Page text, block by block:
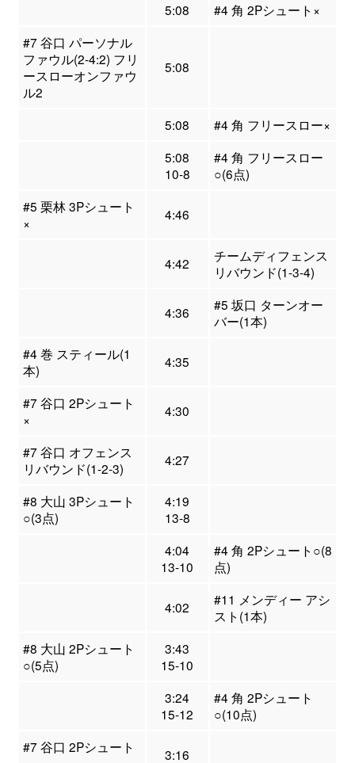
5:08
#4 角 2Pシュート×
#7 谷口 パーソナル
ファウル(2-4:2) フリ
ースローオンファウ
ル2
5:08
5:08
#4 角 フリースロー×
5:08
10-8
#4 角 フリースロー
○(6点)
#5 栗林 3Pシュート
×
4:46
4:42
チームディフェンス
リバウンド(1-3-4)
4:36
#5 坂口 ターンオー
バー(1本)
#4 巻 スティール(1
本)
4:35
#7 谷口 2Pシュート
×
4:30
#7 谷口 オフェンス
リバウンド(1-2-3)
4:27
#8 大山 3Pシュート
○(3点)
4:19
13-8
4:04
13-10
#4 角 2Pシュート○(8
点)
4:02
#11 メンディー アシ
スト(1本)
#8 大山 2Pシュート
○(5点)
3:43
15-10
3:24
15-12
#4 角 2Pシュート
○(10点)
#7 谷口 2Pシュート
3:16